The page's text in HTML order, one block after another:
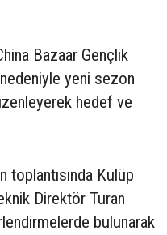
Bazaar Gençlik
yeni sezon
hedef ve
toplantısında Kulüp
Direktör Turan
bulunarak